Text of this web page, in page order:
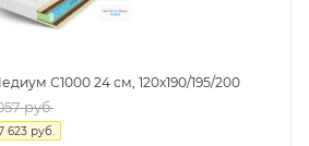
С1000 24 см, 120х190/195/200
руб.
623руб.